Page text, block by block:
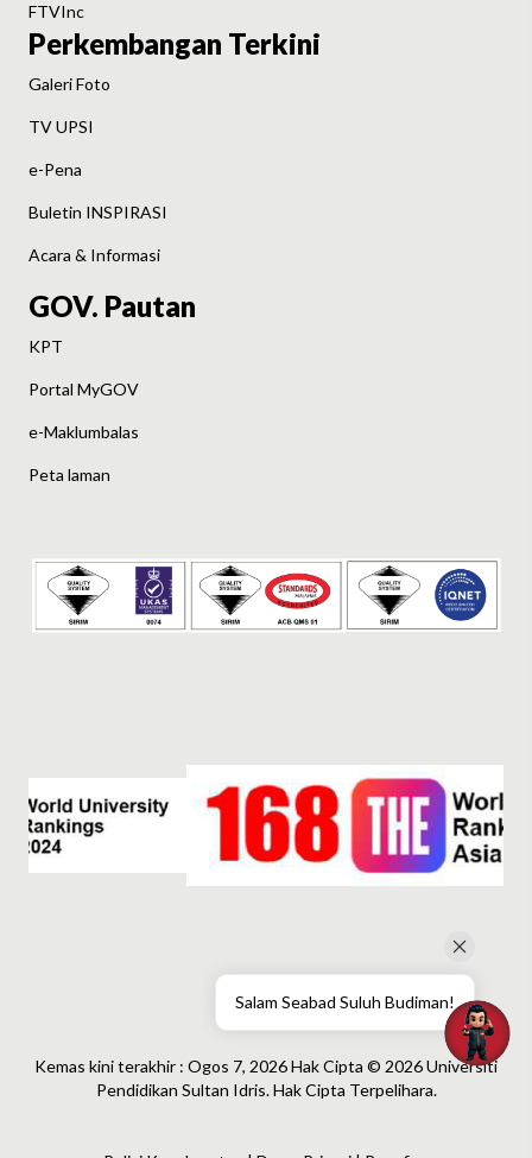
FTVInc
Perkembangan Terkini
Galeri Foto
TV UPSI
e-Pena
Buletin INSPIRASI
Acara & Informasi
GOV. Pautan
KPT
Portal MyGOV
e-Maklumbalas
Peta laman
Kemas kini terakhir : Ogos 7, 2026 Hak Cipta © 2026 Universiti
Pendidikan Sultan Idris. Hak Cipta Terpelihara.
Salam Seabad Suluh Budiman!